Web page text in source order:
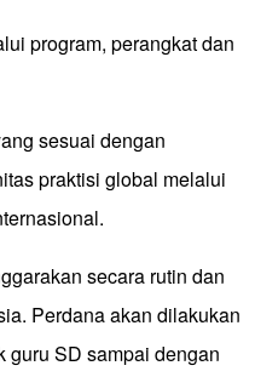
program, perangkat dan
sesuai dengan
praktisi global melalui
secara rutin dan
Perdana akan dilakukan
guru SD sampai dengan